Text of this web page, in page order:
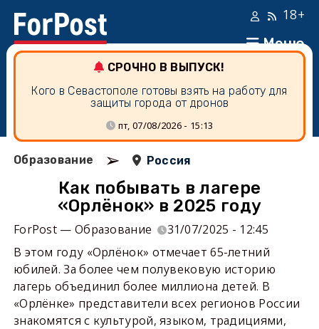
Меню
18+
СРОЧНО В ВЫПУСК!
Кого в Севастополе готовы взять на работу для
защиты города от дронов
пт, 07/08/2026 - 15:13
Образование ➢ Россия
Как побывать в лагере
«Орлёнок» в 2025 году
ForPost — Образование
31/07/2025 - 12:45
В этом году «Орлёнок» отмечает 65-летний
юбилей. За более чем полувековую историю
лагерь объединил более миллиона детей. В
«Орлёнке» представители всех регионов России
знакомятся с культурой, языком, традициями,